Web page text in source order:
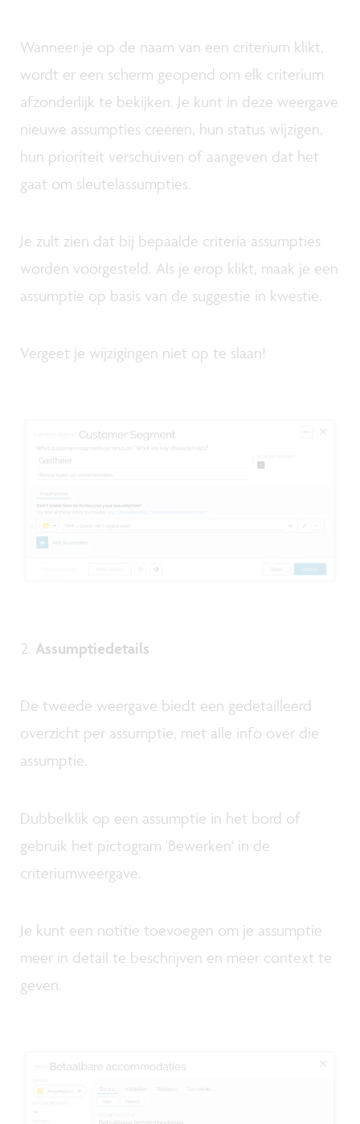
Wanneer je op de naam van een criterium klikt,
wordt er een scherm geopend om elk criterium
afzonderlijk te bekijken. Je kunt in deze weergave
nieuwe assumpties creëren, hun status wijzigen,
hun prioriteit verschuiven of aangeven dat het
gaat om sleutelassumpties.
Je zult zien dat bij bepaalde criteria assumpties
worden voorgesteld. Als je erop klikt, maak je een
assumptie op basis van de suggestie in kwestie.
Vergeet je wijzigingen niet op te slaan!
Assumptiedetails
De tweede weergave biedt een gedetailleerd
overzicht per assumptie, met alle info over die
assumptie.
Dubbelklik op een assumptie in het bord of
gebruik het pictogram 'Bewerken' in de
criteriumweergave.
Je kunt een notitie toevoegen om je assumptie
meer in detail te beschrijven en meer context te
geven.